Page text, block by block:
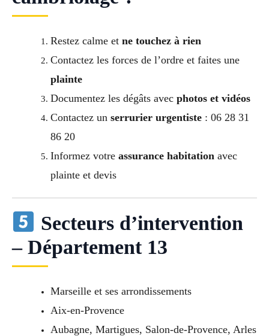
Restez calme et ne touchez à rien
Contactez les forces de l’ordre et faites une
plainte
Documentez les dégâts avec photos et vidéos
Contactez un serrurier urgentiste: 06 28 31
86 20
Informez votre assurance habitationavec
plainte et devis
Secteurs d’intervention
– Département 13
Marseille et ses arrondissements
Aix-en-Provence
Aubagne, Martigues, Salon-de-Provence, Arles